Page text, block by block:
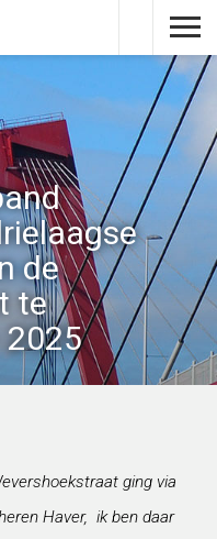
de
te
2025
ging via
Haver, ik ben daar